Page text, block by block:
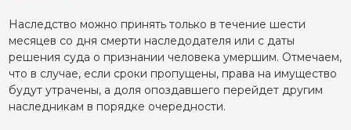
Наследство можно принять только в течение шести
месяцев со дня смерти наследодателя или с даты
решения суда о признании человека умершим. Отмечаем,
что в случае, если сроки пропущены, права на имущество
будут утрачены, а доля опоздавшего перейдет другим
наследникам в порядке очередности.